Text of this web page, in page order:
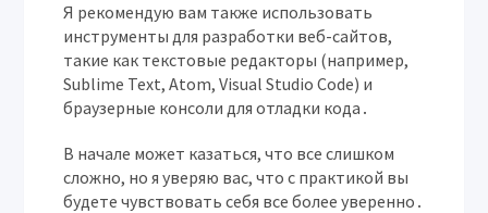
Я рекомендую вам также использовать
инструменты для разработки веб-сайтов,
такие как текстовые редакторы (например,
Sublime Text, Atom, Visual Studio Code) и
браузерные консоли для отладки кода․
В начале может казаться, что все слишком
сложно, но я уверяю вас, что с практикой вы
будете чувствовать себя все более уверенно․